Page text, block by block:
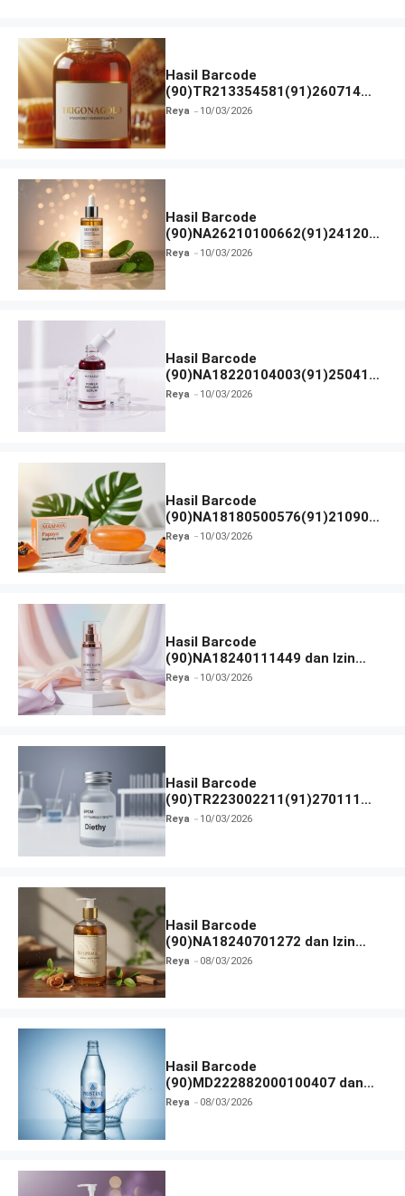
Hasil Barcode
(90)TR213354581(91)260714
dan Izin BPOM
Reya 10/03/2026
Hasil Barcode
(90)NA26210100662(91)241203
dan Izin BPOM
Reya 10/03/2026
Hasil Barcode
(90)NA18220104003(91)250418
dan Izin BPOM
Reya 10/03/2026
Hasil Barcode
(90)NA18180500576(91)210906
dan Izin BPOM
Reya 10/03/2026
Hasil Barcode
(90)NA18240111449 dan Izin
BPOM
Reya 10/03/2026
Hasil Barcode
(90)TR223002211(91)270111
dan Izin BPOM
Reya 10/03/2026
Hasil Barcode
(90)NA18240701272 dan Izin
BPOM
Reya 08/03/2026
Hasil Barcode
(90)MD222882000100407 dan
Izin BPOM
Reya 08/03/2026